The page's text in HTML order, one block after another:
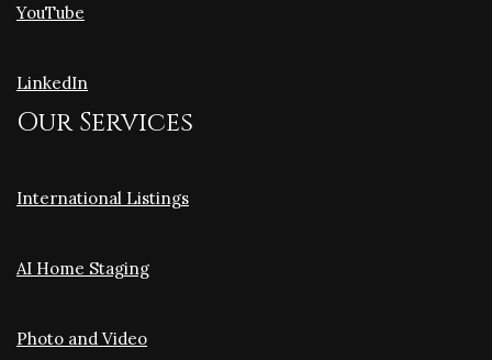
YouTube
LinkedIn
Our Services
International Listings
AI Home Staging
Photo and Video